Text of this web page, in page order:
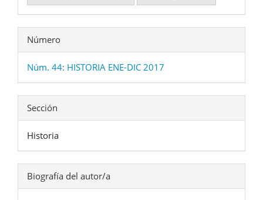
Número
Núm. 44: HISTORIA ENE-DIC 2017
Sección
Historia
Biografía del autor/a